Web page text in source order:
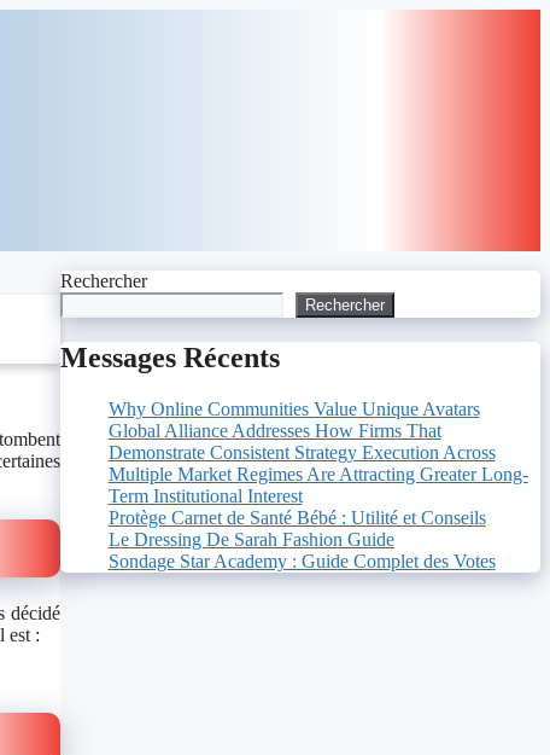
décidé
est :
Rechercher
Rechercher
Messages Récents
Why Online Communities Value Unique Avatars
Global Alliance Addresses How Firms That
Demonstrate Consistent Strategy Execution Across
Multiple Market Regimes Are Attracting Greater Long-
Term Institutional Interest
Protège Carnet de Santé Bébé : Utilité et Conseils
Le Dressing De Sarah Fashion Guide
Sondage Star Academy : Guide Complet des Votes